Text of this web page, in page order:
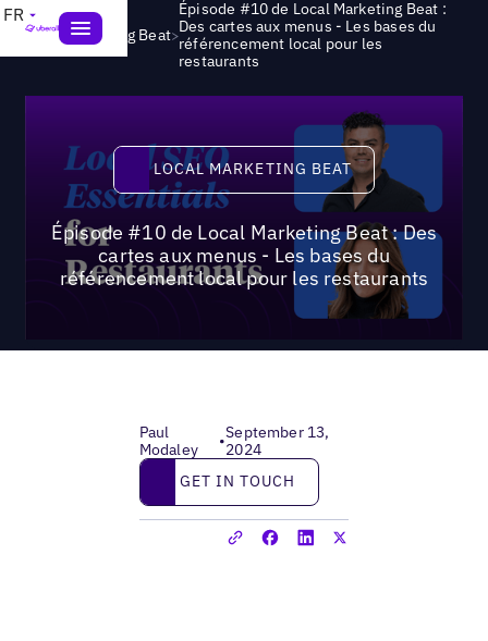
FR
Local Marketing Beat>
Épisode #10 de Local Marketing Beat :
Des cartes aux menus - Les bases du
référencement local pour les
restaurants
Local Marketing Beat
LOCAL MARKETING BEAT
Épisode #10 de Local Marketing Beat : Des
cartes aux menus - Les bases du
référencement local pour les restaurants
Paul
Modaley
•September 13,
2024
Get in touch
GET IN TOUCH